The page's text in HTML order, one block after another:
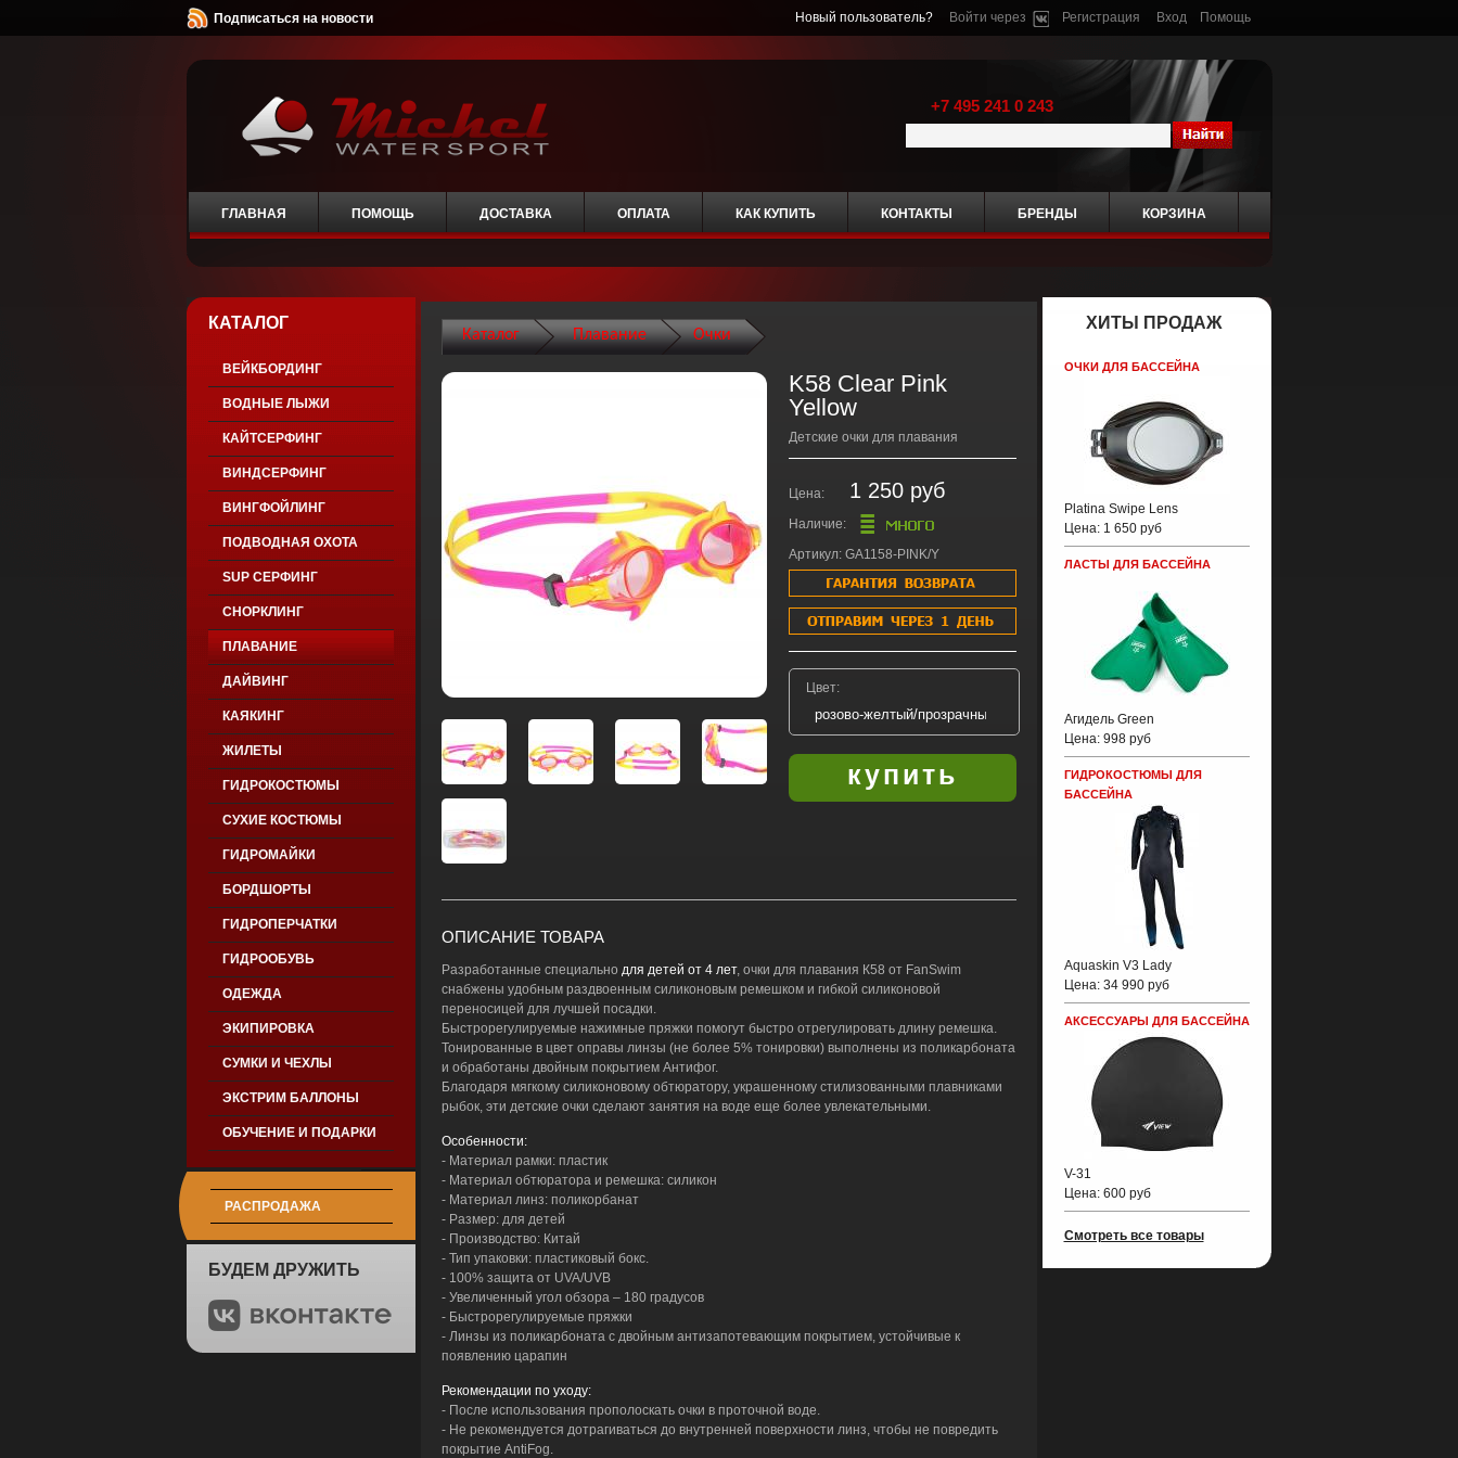
Подписаться на новости Новый пользователь? Войти через Регистрация Вход Помощь
+7 495 241 0 243
ГЛАВНАЯ ПОМОЩЬ ДОСТАВКА ОПЛАТА КАК КУПИТЬ КОНТАКТЫ БРЕНДЫ КОРЗИНА
КАТАЛОГ
ВЕЙКБОРДИНГ
ВОДНЫЕ ЛЫЖИ
КАЙТСЕРФИНГ
ВИНДСЕРФИНГ
ВИНГФОЙЛИНГ
ПОДВОДНАЯ ОХОТА
SUP СЕРФИНГ
СНОРКЛИНГ
ПЛАВАНИЕ
ДАЙВИНГ
КАЯКИНГ
ЖИЛЕТЫ
ГИДРОКОСТЮМЫ
СУХИЕ КОСТЮМЫ
ГИДРОМАЙКИ
БОРДШОРТЫ
ГИДРОПЕРЧАТКИ
ГИДРООБУВЬ
ОДЕЖДА
ЭКИПИРОВКА
СУМКИ И ЧЕХЛЫ
ЭКСТРИМ БАЛЛОНЫ
ОБУЧЕНИЕ И ПОДАРКИ
РАСПРОДАЖА
БУДЕМ ДРУЖИТЬ
ХИТЫ ПРОДАЖ
ОЧКИ ДЛЯ БАССЕЙНА
Platina Swipe Lens
Цена: 1 650 руб
ЛАСТЫ ДЛЯ БАССЕЙНА
Агидель Green
Цена: 998 руб
ГИДРОКОСТЮМЫ ДЛЯ
БАССЕЙНА
Aquaskin V3 Lady
Цена: 34 990 руб
АКСЕССУАРЫ ДЛЯ БАССЕЙНА
V-31
Цена: 600 руб
Смотреть все товары
Каталог Плавание Очки
K58 Clear Pink
Yellow
Детские очки для плавания
Цена: 1 250 руб
Наличие:
Артикул: GA1158-PINK/Y
Цвет:
ОПИСАНИЕ ТОВАРА
Разработанные специально для детей от 4 лет, очки для плавания К58 от FanSwim
снабжены удобным раздвоенным силиконовым ремешком и гибкой силиконовой
переносицей для лучшей посадки.
Быстрорегулируемые нажимные пряжки помогут быстро отрегулировать длину ремешка.
Тонированные в цвет оправы линзы (не более 5% тонировки) выполнены из поликарбоната
и обработаны двойным покрытием Антифог.
Благодаря мягкому силиконовому обтюратору, украшенному стилизованными плавниками
рыбок, эти детские очки сделают занятия на воде еще более увлекательными.
Особенности:
- Материал рамки: пластик
- Материал обтюратора и ремешка: силикон
- Материал линз: поликорбанат
- Размер: для детей
- Производство: Китай
- Тип упаковки: пластиковый бокс.
- 100% защита от UVA/UVB
- Увеличенный угол обзора – 180 градусов
- Быстрорегулируемые пряжки
- Линзы из поликарбоната с двойным антизапотевающим покрытием, устойчивые к
появлению царапин
Рекомендации по уходу:
- После использования прополоскать очки в проточной воде.
- Не рекомендуется дотрагиваться до внутренней поверхности линз, чтобы не повредить
покрытие AntiFog.